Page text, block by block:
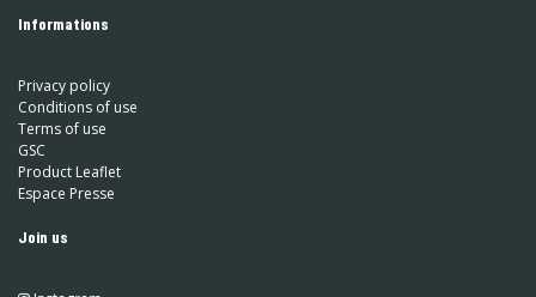
Informations
Privacy policy
Conditions of use
Terms of use
GSC
Product Leaflet
Espace Presse
Join us